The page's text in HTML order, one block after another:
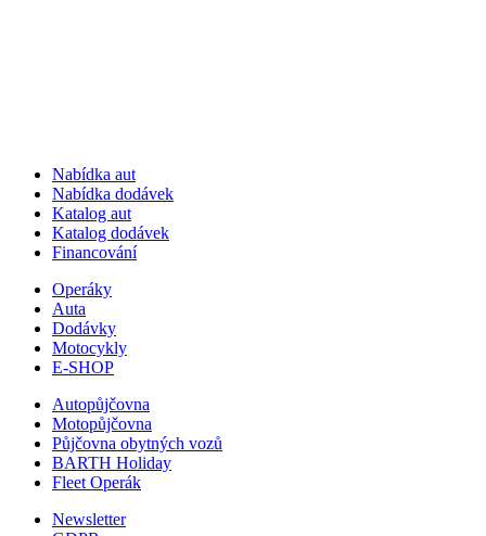
Nabídka aut
Nabídka dodávek
Katalog aut
Katalog dodávek
Financování
Operáky
Auta
Dodávky
Motocykly
E-SHOP
Autopůjčovna
Motopůjčovna
Půjčovna obytných vozů
BARTH Holiday
Fleet Operák
Newsletter